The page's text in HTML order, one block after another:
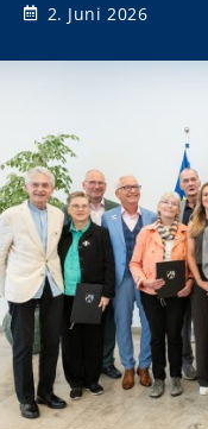
2. Juni 2026